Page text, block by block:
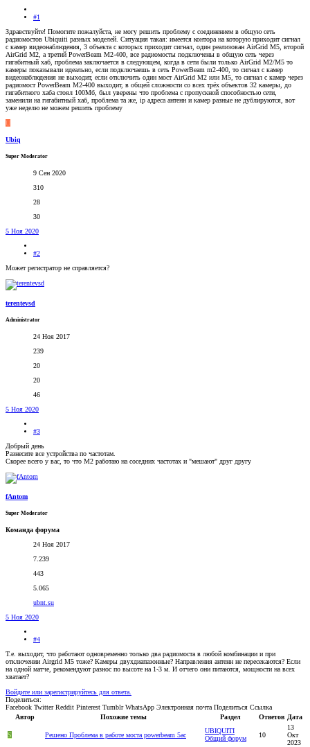
#1
Здравствуйте! Помогите пожалуйста, не могу решить проблему с соединением в общую сеть
радиомостов Ubiquiti разных моделей. Ситуация такая: имеется контора на которую приходит сигнал
с камер видеонаблюдения, 3 объекта с которых приходит сигнал, один реализован AirGrid M5, второй
AirGrid M2, а третий PowerBeam M2-400, все радиомосты подключены в общую сеть через
гигабитный хаб, проблема заключается в следующем, когда в сети были только AirGrid M2/M5 то
камеры показывали идеально, если подключаешь в сеть PowerBeam m2-400, то сигнал с камер
видеонаблюдения не выходит, если отключить один мост AirGrid M2 или M5, то сигнал с камер через
радиомост PowerBeam M2-400 выходит, в общей сложности со всех трёх объектов 32 камеры, до
гигабитного хаба стоял 100Мб, был уверены что проблема с пропускной способностью сети,
заменили на гигабитный хаб, проблема та же, ip адреса антенн и камер разные не дублируются, вот
уже неделю не можем решить проблему
U
Ubiq
Super Moderator
9 Сен 2020
310
28
30
5 Ноя 2020
#2
Может регистратор не справляется?
terentevsd
Administrator
24 Ноя 2017
239
20
20
46
5 Ноя 2020
#3
Добрый день
Разнесите все устройства по частотам.
Скорее всего у вас, то что М2 работаю на соседних частотах и "мешают" друг другу
fAntom
Super Moderator
Команда форума
24 Ноя 2017
7.239
443
5.065
ubnt.su
5 Ноя 2020
#4
Т.е. выходит, что работают одновременно только два радиомоста в любой комбинации и при
отключении Airgrid M5 тоже? Камеры двухдиапазонные? Направления антенн не пересекаются? Если
на одной матче, рекомендуют разнос по высоте на 1-3 м. И отчего они питаются, мощности на всех
хватает?
Войдите или зарегистрируйтесь для ответа.
Поделиться:
Facebook Twitter Reddit Pinterest Tumblr WhatsApp Электронная почта Поделиться Ссылка
Автор
Похожие темы Раздел Ответов Дата
S Решено Проблема в работе моста powerbeam 5ac
UBIQUITI
Общий форум
10
13
Окт
2023